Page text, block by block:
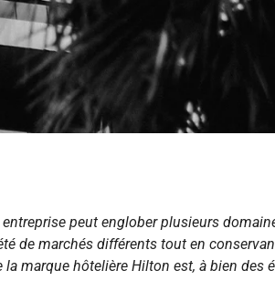
peut englober plusieurs
de marchés différents tout en
marque hôtelière Hilton est, à bien des